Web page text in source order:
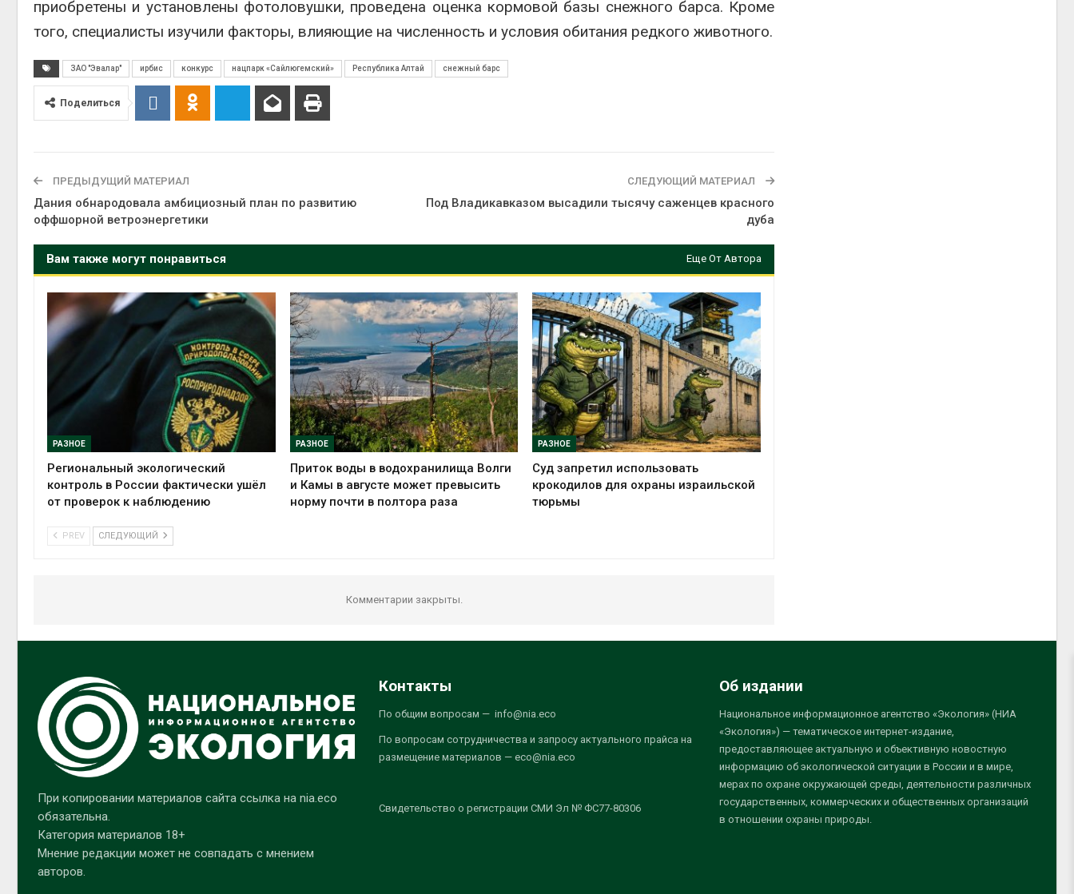
приобретены и установлены фотоловушки, проведена оценка кормовой базы снежного барса. Кроме
того, специалисты изучили факторы, влияющие на численность и условия обитания редкого животного.
ЗАО "Эвалар" ирбис конкурс нацпарк «Сайлюгемский» Республика Алтай снежный барс
Поделиться
ПРЕДЫДУЩИЙ МАТЕРИАЛ
Дания обнародовала амбициозный план по развитию
оффшорной ветроэнергетики
СЛЕДУЮЩИЙ МАТЕРИАЛ
Под Владикавказом высадили тысячу саженцев красного
дуба
Вам также могут понравиться Еще От Автора
РАЗНОЕ
Региональный экологический
контроль в России фактически ушёл
от проверок к наблюдению
РАЗНОЕ
Приток воды в водохранилища Волги
и Камы в августе может превысить
норму почти в полтора раза
РАЗНОЕ
Суд запретил использовать
крокодилов для охраны израильской
тюрьмы
PREV СЛЕДУЮЩИЙ
Комментарии закрыты.
При копировании материалов сайта ссылка на nia.eco
обязательна.
Категория материалов 18+
Мнение редакции может не совпадать с мнением
авторов.
Контакты
По общим вопросам — info@nia.eco
По вопросам сотрудничества и запросу актуального прайса на
размещение материалов — eco@nia.eco
Свидетельство о регистрации СМИ Эл № ФС77-80306
Об издании
Национальное информационное агентство «Экология» (НИА
«Экология») — тематическое интернет-издание,
предоставляющее актуальную и объективную новостную
информацию об экологической ситуации в России и в мире,
мерах по охране окружающей среды, деятельности различных
государственных, коммерческих и общественных организаций
в отношении охраны природы.